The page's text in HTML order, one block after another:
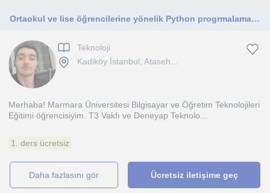
Ortaokul ve lise öğrencilerine yönelik Python progrmalama dili eğitimi
Teknoloji
Kadiköy İstanbul, Ataseh...
Merhaba! Marmara Üniversitesi Bilgisayar ve Öğretim Teknolojileri
Eğitimi öğrencisiyim. T3 Vakfı ve Deneyap Teknolo...
1. ders ücretsiz
daha fazlasını gör Ücretsiz iletişime geç